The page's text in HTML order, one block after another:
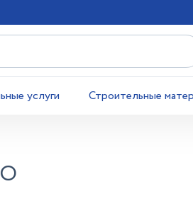
услуги Строительные